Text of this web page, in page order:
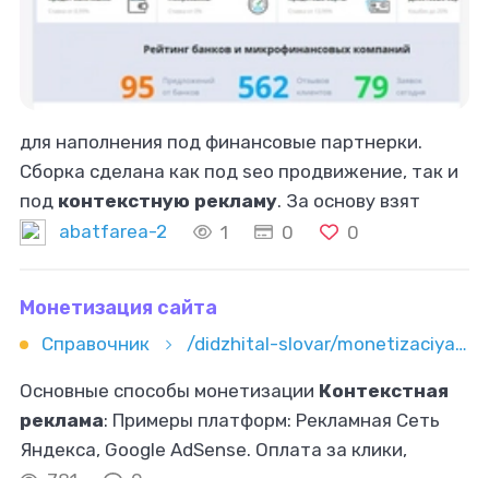
для наполнения под финансовые партнерки.
Сборка сделана как под seo продвижение, так и
под контекстную рекламу. За основу взят
лицензионный движок DataLife Engine 14 и
abatfarea-2 1 0 0
Монетизация сайта
Справочник /didzhital-slovar/monetizaciya-sayta
Основные способы монетизации Контекстная
реклама: Примеры платформ: Рекламная Сеть
Яндекса, Google AdSense. Оплата за клики,